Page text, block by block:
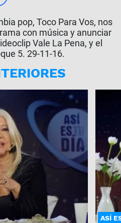
pop, Toco Para Vos, nos
con música y anunciar
Vale La Pena, y el
5. 29-11-16.
ASÍ